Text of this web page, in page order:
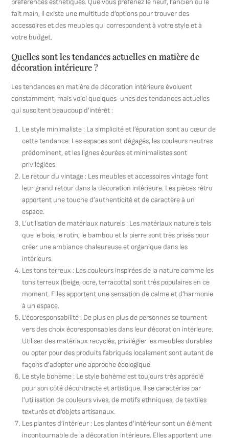
préférences esthétiques. Que vous préfériez le neuf, l’ancien ou le
fait main, il existe une multitude d’options pour trouver des
accessoires et des meubles qui correspondent à votre style et à
votre budget.
Quelles sont les tendances actuelles en matière de
décoration intérieure ?
Les tendances en matière de décoration intérieure évoluent
constamment, mais voici quelques-unes des tendances actuelles
qui suscitent beaucoup d’intérêt :
Le style minimaliste : La simplicité et l’épuration sont au cœur de
cette tendance. Les espaces sont dégagés, les couleurs neutres
prédominent, et les lignes épurées et minimalistes sont
privilégiées.
Le retour du vintage : Les meubles et accessoires vintage font
leur grand retour dans la décoration intérieure. Les pièces rétro
apportent une touche d’authenticité et de caractère à un
espace.
L’utilisation de matériaux naturels : Les matériaux naturels tels
que le bois, le rotin, le bambou et la pierre sont très prisés pour
créer une ambiance chaleureuse et organique dans les
intérieurs.
Les tons terreux : Les couleurs inspirées de la nature comme les
tons terreux (beige, ocre, terracotta) sont très populaires en ce
moment. Elles apportent une sensation de calme et d’harmonie
à un espace.
L’écoresponsabilité : De plus en plus de personnes se tournent
vers des choix écoresponsables dans leur décoration intérieure.
Utiliser des matériaux recyclés, privilégier les meubles durables
ou opter pour des produits fabriqués localement sont autant de
façons d’adopter une approche écologique.
Le style bohème : Le style bohème est toujours très apprécié
pour son côté décontracté et artistique. Il se caractérise par
l’utilisation de couleurs vives, de motifs ethniques, de textiles
texturés et d’objets artisanaux.
Les plantes d’intérieur : Les plantes d’intérieur sont un élément
incontournable de la décoration intérieure. Elles apportent une